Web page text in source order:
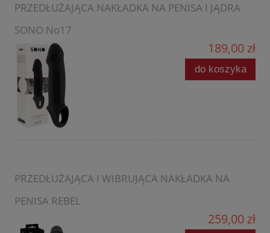
PRZEDŁUŻAJĄCA NAKŁADKA NA PENISA I JĄDRA
SONO No17
189,00 zł
do koszyka
PRZEDŁUŻAJĄCA I WIBRUJĄCA NAKŁADKA NA
PENISA REBEL
259,00 zł